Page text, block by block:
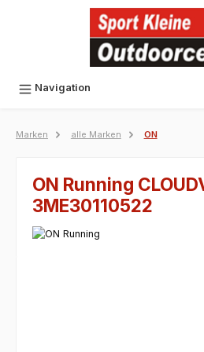
Navigation
Marken alle Marken ON
ON Running
3ME30110522